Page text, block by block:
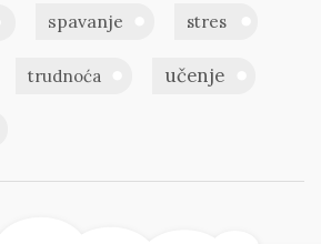
spavanje stres
trudnoća učenje